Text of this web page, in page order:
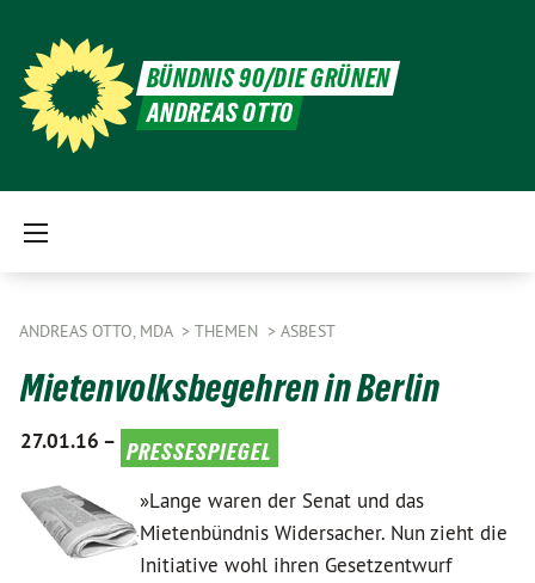
BÜNDNIS 90/DIE GRÜNEN
ANDREAS OTTO
ANDREAS OTTO, MDA THEMEN ASBEST
Mietenvolksbegehren in Berlin
27.01.16 – pressespiegel
»Lange waren der Senat und das
Mietenbündnis Widersacher. Nun zieht die
Initiative wohl ihren Gesetzentwurf